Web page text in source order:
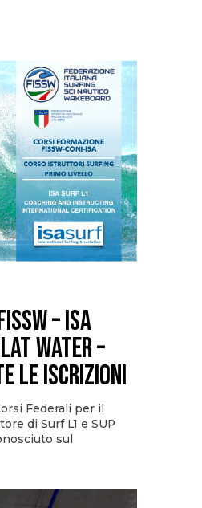
– ISA
Water –
LE ISCRIZIONI
Federali per il
di Surf L1 e SUP
sul